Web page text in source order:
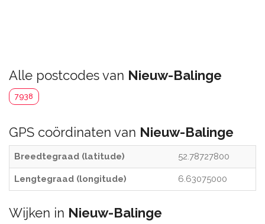
Alle postcodes van Nieuw-Balinge
7938
GPS coördinaten van Nieuw-Balinge
Breedtegraad (latitude) 52.78727800
Lengtegraad (longitude) 6.63075000
Wijken in Nieuw-Balinge